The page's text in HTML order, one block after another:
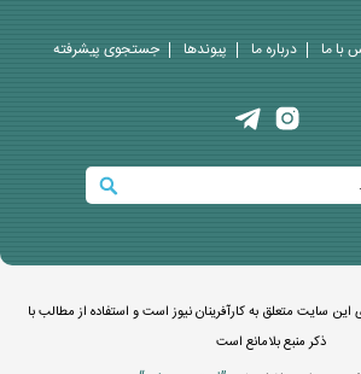
با ما درباره ما پيوندها جستجوی پيشرفته
سایت متعلق به کارآفرینان نیوز است و استفاده از مطالب با
ذکر منبع بلامانع است